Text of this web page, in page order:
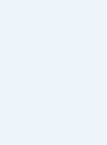
podrží